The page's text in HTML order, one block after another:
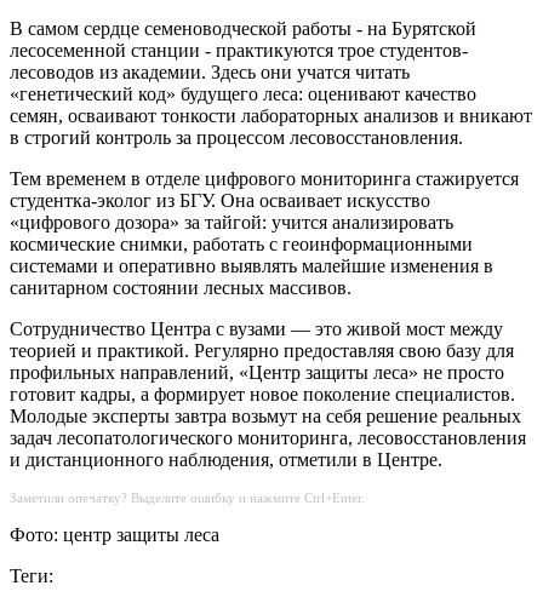
В самом сердце семеноводческой работы - на Бурятской
лесосеменной станции - практикуются трое студентов-
лесоводов из академии. Здесь они учатся читать
«генетический код» будущего леса: оценивают качество
семян, осваивают тонкости лабораторных анализов и вникают
в строгий контроль за процессом лесовосстановления.
Тем временем в отделе цифрового мониторинга стажируется
студентка-эколог из БГУ. Она осваивает искусство
«цифрового дозора» за тайгой: учится анализировать
космические снимки, работать с геоинформационными
системами и оперативно выявлять малейшие изменения в
санитарном состоянии лесных массивов.
Сотрудничество Центра с вузами — это живой мост между
теорией и практикой. Регулярно предоставляя свою базу для
профильных направлений, «Центр защиты леса» не просто
готовит кадры, а формирует новое поколение специалистов.
Молодые эксперты завтра возьмут на себя решение реальных
задач лесопатологического мониторинга, лесовосстановления
и дистанционного наблюдения, отметили в Центре.
Заметили опечатку? Выделите ошибку и нажмите Ctrl+Enter.
Фото: центр защиты леса
Теги: